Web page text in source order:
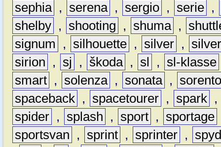
sephia , serena , sergio , serie ,
shelby , shooting , shuma ,
signum
, silhouette , silver ,
sirion
, sj , škoda , sl , sl-klasse
smart , solenza , sonata ,
spaceback , spacetourer , spark ,
spider , splash , sport , sportage
sportsvan
, sprint , sprinter ,